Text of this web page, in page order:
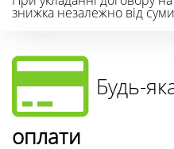
знижка незалежно від
Будь-
оплати